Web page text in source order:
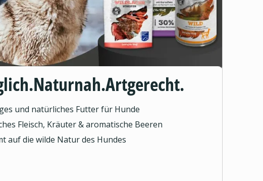
und natürliches Futter für Hunde
Fleisch, Kräuter & aromatische Beeren
auf die wilde Natur des Hundes